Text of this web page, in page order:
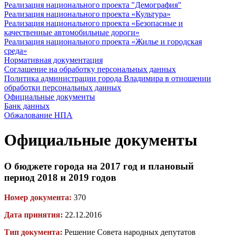
Реализация национального проекта "Демография"
Реализация национального проекта «Культура»
Реализация национального проекта «Безопасные и
качественные автомобильные дороги»
Реализация национального проекта «Жилье и городская
среда»
Нормативная документация
Соглашение на обработку персональных данных
Политика администрации города Владимира в отношении
обработки персональных данных
Официальные документы
Банк данных
Обжалование НПА
Официальные документы
О бюджете города на 2017 год и плановый
период 2018 и 2019 годов
Номер документа: 370
Дата принятия: 22.12.2016
Тип документа: Решение Совета народных депутатов